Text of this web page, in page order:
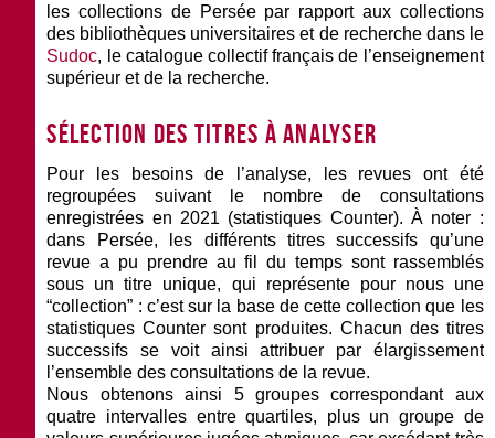
les collections de Persée par rapport aux collections
des bibliothèques universitaires et de recherche dans le
Sudoc, le catalogue collectif français de l’enseignement
supérieur et de la recherche.
Sélection des titres à analyser
Pour les besoins de l’analyse, les revues ont été
regroupées suivant le nombre de consultations
enregistrées en 2021 (statistiques Counter). À noter :
dans Persée, les différents titres successifs qu’une
revue a pu prendre au fil du temps sont rassemblés
sous un titre unique, qui représente pour nous une
“collection” : c’est sur la base de cette collection que les
statistiques Counter sont produites. Chacun des titres
successifs se voit ainsi attribuer par élargissement
l’ensemble des consultations de la revue.
Nous obtenons ainsi 5 groupes correspondant aux
quatre intervalles entre quartiles, plus un groupe de